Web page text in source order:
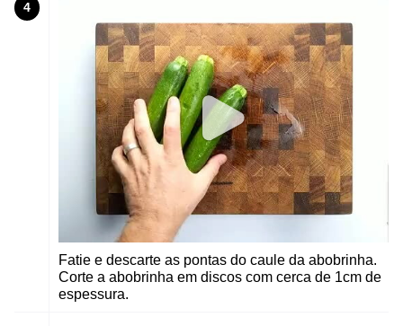
4
Fatie e descarte as pontas do caule da abobrinha.
Corte a abobrinha em discos com cerca de 1cm de
espessura.